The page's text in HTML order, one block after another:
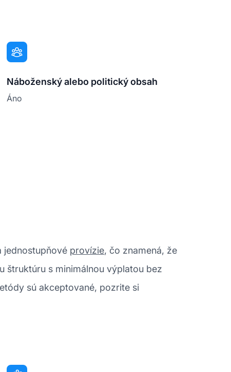
Náboženský alebo politický obsah
Áno
jednostupňové provízie, čo znamená, že
štruktúru s minimálnou výplatou bez
sú akceptované, pozrite si